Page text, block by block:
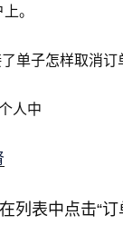
。
单子怎样取消订
人中
列表中点击“